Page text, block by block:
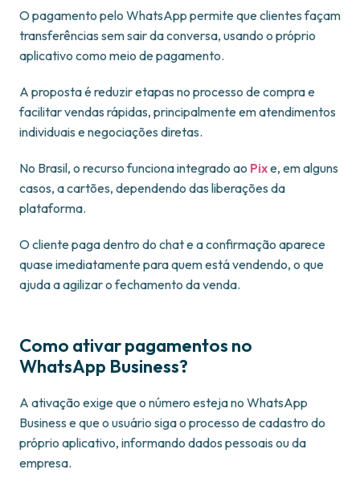
O pagamento pelo WhatsApp permite que clientes façam
transferências sem sair da conversa, usando o próprio
aplicativo como meio de pagamento.
A proposta é reduzir etapas no processo de compra e
facilitar vendas rápidas, principalmente em atendimentos
individuais e negociações diretas.
No Brasil, o recurso funciona integrado ao Pixe, em alguns
casos, a cartões, dependendo das liberações da
plataforma.
O cliente paga dentro do chat e a confirmação aparece
quase imediatamente para quem está vendendo, o que
ajuda a agilizar o fechamento da venda.
Como ativar pagamentos no
WhatsApp Business?
A ativação exige que o número esteja no WhatsApp
Business e que o usuário siga o processo de cadastro do
próprio aplicativo, informando dados pessoais ou da
empresa.